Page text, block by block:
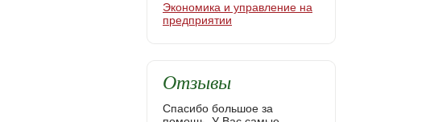
Экономика и управление на
предприятии
Отзывы
Спасибо большое за